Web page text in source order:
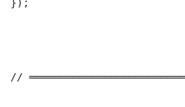
});
//